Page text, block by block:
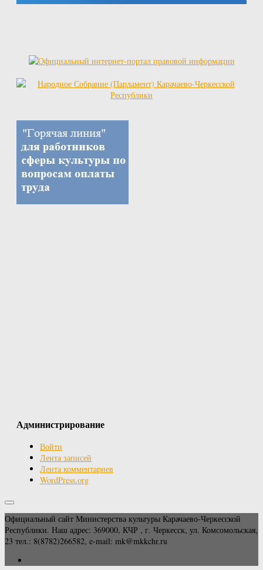
Администрирование
Войти
Лента записей
Лента комментариев
WordPress.org
Официальный сайт Министерства культуры Карачаево-Черкесской
Республики. Наш адрес: 369000, КЧР , г. Черкесск, ул. Комсомольская,
23 тел.: 8(8782)266582, e-mail: mk@mkkchr.ru